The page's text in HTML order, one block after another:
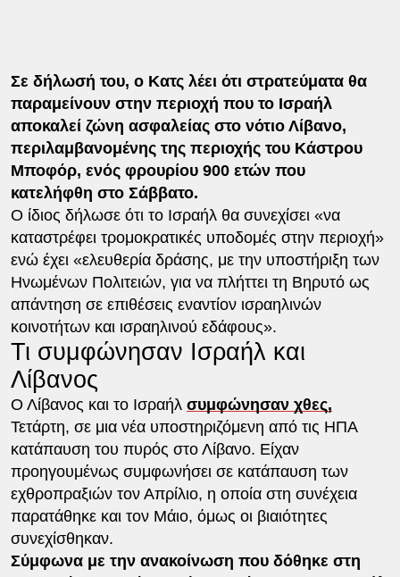
Σε δήλωσή του, ο Κατς λέει ότι στρατεύματα θα
παραμείνουν στην περιοχή που το Ισραήλ
αποκαλεί ζώνη ασφαλείας στο νότιο Λίβανο,
περιλαμβανομένης της περιοχής του Κάστρου
Μποφόρ, ενός φρουρίου 900 ετών που
κατελήφθη στο Σάββατο.
Ο ίδιος δήλωσε ότι το Ισραήλ θα συνεχίσει «να
καταστρέφει τρομοκρατικές υποδομές στην περιοχή»
ενώ έχει «ελευθερία δράσης, με την υποστήριξη των
Ηνωμένων Πολιτειών, για να πλήττει τη Βηρυτό ως
απάντηση σε επιθέσεις εναντίον ισραηλινών
κοινοτήτων και ισραηλινού εδάφους».
Τι συμφώνησαν Ισραήλ και
Λίβανος
Ο Λίβανος και το Ισραήλ συμφώνησαν χθες,
Τετάρτη, σε μια νέα υποστηριζόμενη από τις ΗΠΑ
κατάπαυση του πυρός στο Λίβανο. Είχαν
προηγουμένως συμφωνήσει σε κατάπαυση των
εχθροπραξιών τον Απρίλιο, η οποία στη συνέχεια
παρατάθηκε και τον Μάιο, όμως οι βιαιότητες
συνεχίσθηκαν.
Σύμφωνα με την ανακοίνωση που δόθηκε στη